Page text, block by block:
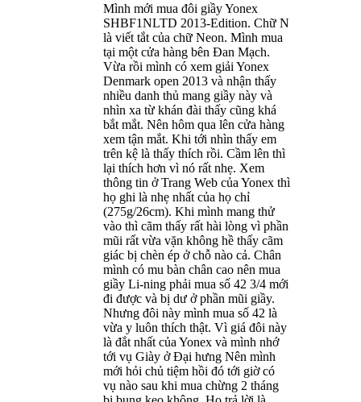
Mình mới mua đôi giầy Yonex
SHBF1NLTD 2013-Edition. Chữ N
là viết tắt của chữ Neon. Mình mua
tại một cửa hàng bên Đan Mạch.
Vừa rồi mình có xem giải Yonex
Denmark open 2013 và nhận thấy
nhiều danh thủ mang giầy này và
nhìn xa từ khán đài thấy cũng khá
bắt mắt. Nên hôm qua lên cửa hàng
xem tận mắt. Khi tới nhìn thấy em
trên kệ là thấy thích rồi. Cầm lên thì
lại thích hơn vì nó rất nhẹ. Xem
thông tin ở Trang Web của Yonex thì
họ ghi là nhẹ nhất của họ chỉ
(275g/26cm). Khi mình mang thử
vào thì cãm thấy rất hài lòng vì phần
mũi rất vừa vặn không hề thấy cãm
giác bị chèn ép ở chỗ nào cả. Chân
mình có mu bàn chân cao nên mua
giầy Li-ning phải mua số 42 3/4 mới
đi được và bị dư ở phần mũi giầy.
Nhưng đôi này mình mua số 42 là
vừa y luôn thích thật. Vì giá đôi này
là đắt nhất của Yonex và mình nhớ
tới vụ Giày ở Đại hưng Nên mình
mới hỏi chủ tiệm hồi đó tới giờ có
vụ nào sau khi mua chừng 2 tháng